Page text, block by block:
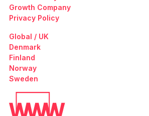
Growth Company
Privacy Policy
Global / UK
Denmark
Finland
Norway
Sweden